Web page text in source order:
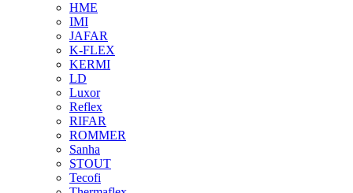
HME
IMI
JAFAR
K-FLEX
KERMI
LD
Luxor
Reflex
RIFAR
ROMMER
Sanha
STOUT
Tecofi